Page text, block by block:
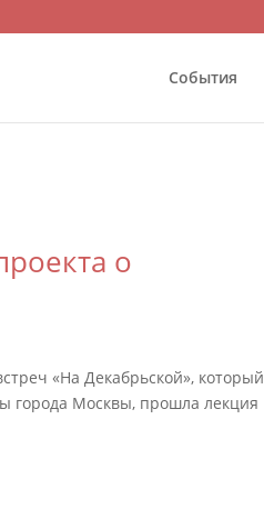
События
о
«На Декабрьской», который
города Москвы, прошла лекция